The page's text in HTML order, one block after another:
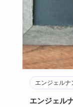
エンジェルナ
エンジェル